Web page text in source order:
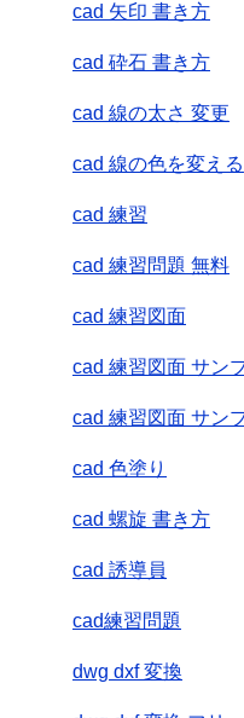
cad 矢印 書き方
cad 砕石 書き方
cad 線の太さ 変更
cad 線の色を変える
cad 練習
cad 練習問題 無料
cad 練習図面
cad 練習図面 サン
cad 練習図面 サン
cad 色塗り
cad 螺旋 書き方
cad 誘導員
cad練習問題
dwg dxf 変換